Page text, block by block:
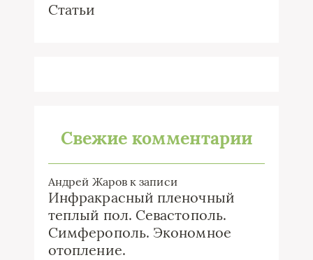
Статьи
Свежие комментарии
Андрей Жаровк записи
Инфракрасный пленочный
теплый пол. Севастополь.
Симферополь. Экономное
отопление.